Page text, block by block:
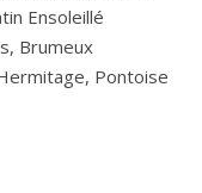
Ensoleillé
Brumeux
Pontoise